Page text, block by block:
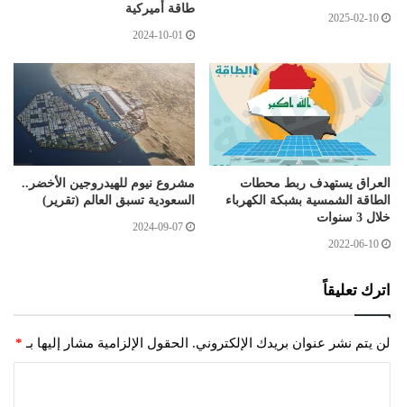
2025-02-10
طاقة أميركية
2024-10-01
العراق يستهدف ربط محطات
الطاقة الشمسية بشبكة الكهرباء
خلال 3 سنوات
2022-06-10
مشروع نيوم للهيدروجين الأخضر..
السعودية تسبق العالم (تقرير)
2024-09-07
اترك تعليقاً
لن يتم نشر عنوان بريدك الإلكتروني. الحقول الإلزامية مشار إليها بـ *